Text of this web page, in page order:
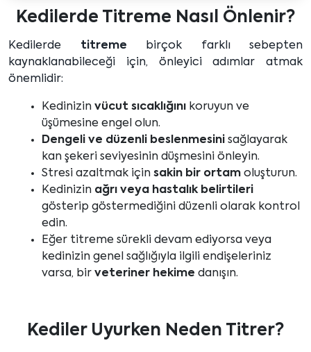
Kedilerde Titreme Nasıl Önlenir?
Kedilerde titreme birçok farklı sebepten
kaynaklanabileceği için, önleyici adımlar atmak
önemlidir:
Kedinizin vücut sıcaklığını koruyun ve
üşümesine engel olun.
Dengeli ve düzenli beslenmesini sağlayarak
kan şekeri seviyesinin düşmesini önleyin.
Stresi azaltmak için sakin bir ortam oluşturun.
Kedinizin ağrı veya hastalık belirtileri
gösterip göstermediğini düzenli olarak kontrol
edin.
Eğer titreme sürekli devam ediyorsa veya
kedinizin genel sağlığıyla ilgili endişeleriniz
varsa, bir veteriner hekime danışın.
Kediler Uyurken Neden Titrer?